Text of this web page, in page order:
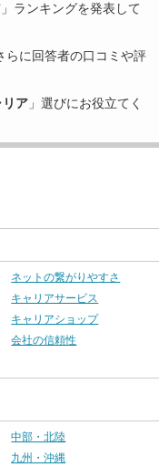
」ランキングを発表して
らに回答者の口コミや評
リア 」選びにお役立てく
ネットの繋がりやすさ
キャリアサービス
キャリアショップ
会社の信頼性
中部・北陸
九州・沖縄